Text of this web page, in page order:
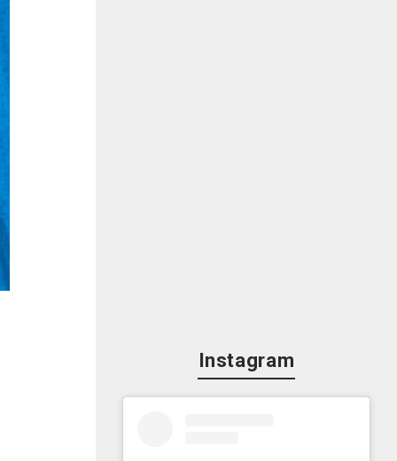
Instagram